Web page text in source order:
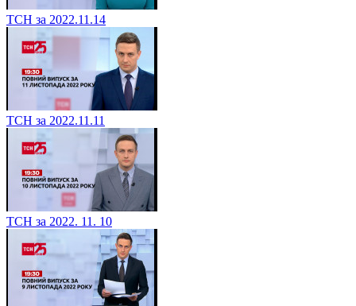
ТСН за 2022.11.14
ТСН за 2022.11.11
ТСН за 2022. 11. 10